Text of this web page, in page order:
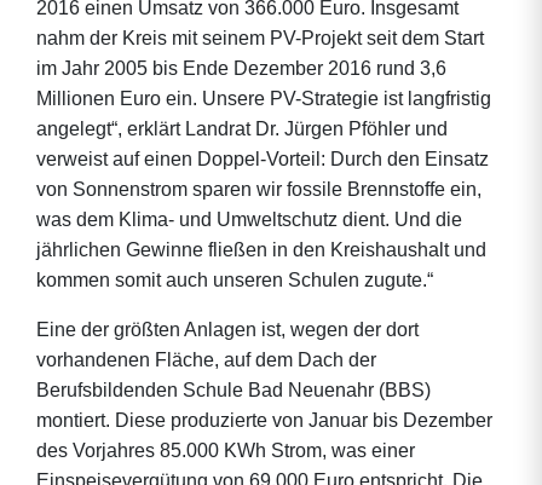
2016 einen Umsatz von 366.000 Euro. Insgesamt
nahm der Kreis mit seinem PV-Projekt seit dem Start
im Jahr 2005 bis Ende Dezember 2016 rund 3,6
Millionen Euro ein. Unsere PV-Strategie ist langfristig
angelegt“, erklärt Landrat Dr. Jürgen Pföhler und
verweist auf einen Doppel-Vorteil: Durch den Einsatz
von Sonnenstrom sparen wir fossile Brennstoffe ein,
was dem Klima- und Umweltschutz dient. Und die
jährlichen Gewinne fließen in den Kreishaushalt und
kommen somit auch unseren Schulen zugute.“
Eine der größten Anlagen ist, wegen der dort
vorhandenen Fläche, auf dem Dach der
Berufsbildenden Schule Bad Neuenahr (BBS)
montiert. Diese produzierte von Januar bis Dezember
des Vorjahres 85.000 KWh Strom, was einer
Einspeisevergütung von 69.000 Euro entspricht. Die